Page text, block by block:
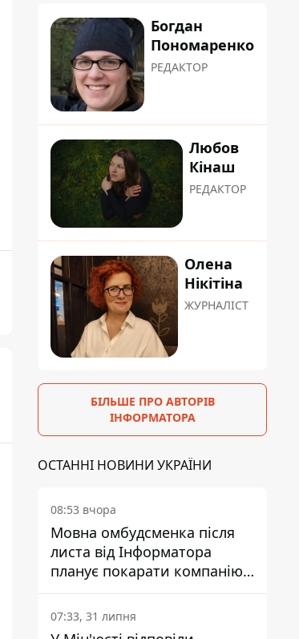
Богдан
Пономаренко
РЕДАКТОР
Любов
Кінаш
РЕДАКТОР
Олена
Нікітіна
ЖУРНАЛІСТ
БІЛЬШЕ ПРО АВТОРІВ
ІНФОРМАТОРА
ОСТАННІ НОВИНИ УКРАЇНИ
08:53 вчора
Мовна омбудсменка після
листа від Інформатора
планує покарати компанію-
підрядника ПриватБанку
07:33, 31 липня